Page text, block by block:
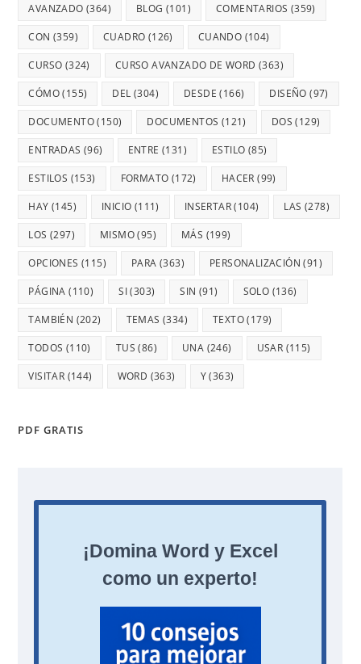
AVANZADO (364) BLOG (101) COMENTARIOS (359)
CON (359) CUADRO (126) CUANDO (104)
CURSO (324) CURSO AVANZADO DE WORD (363)
CÓMO(155) DEL (304) DESDE (166) DISEÑO (97)
DOCUMENTO(150) DOCUMENTOS (121) DOS (129)
ENTRADAS (96) ENTRE (131) ESTILO (85)
ESTILOS (153) FORMATO (172) HACER (99)
HAY (145) INICIO (111) INSERTAR(104) LAS (278)
LOS (297) MISMO(95) MÁS (199)
OPCIONES (115) PARA (363) PERSONALIZACIÓN (91)
PÁGINA (110) SI(303) SIN (91) SOLO (136)
TAMBIÉN (202) TEMAS (334) TEXTO(179)
TODOS (110) TUS (86) UNA (246) USAR (115)
VISITAR (144) WORD (363) Y(363)
PDF GRATIS